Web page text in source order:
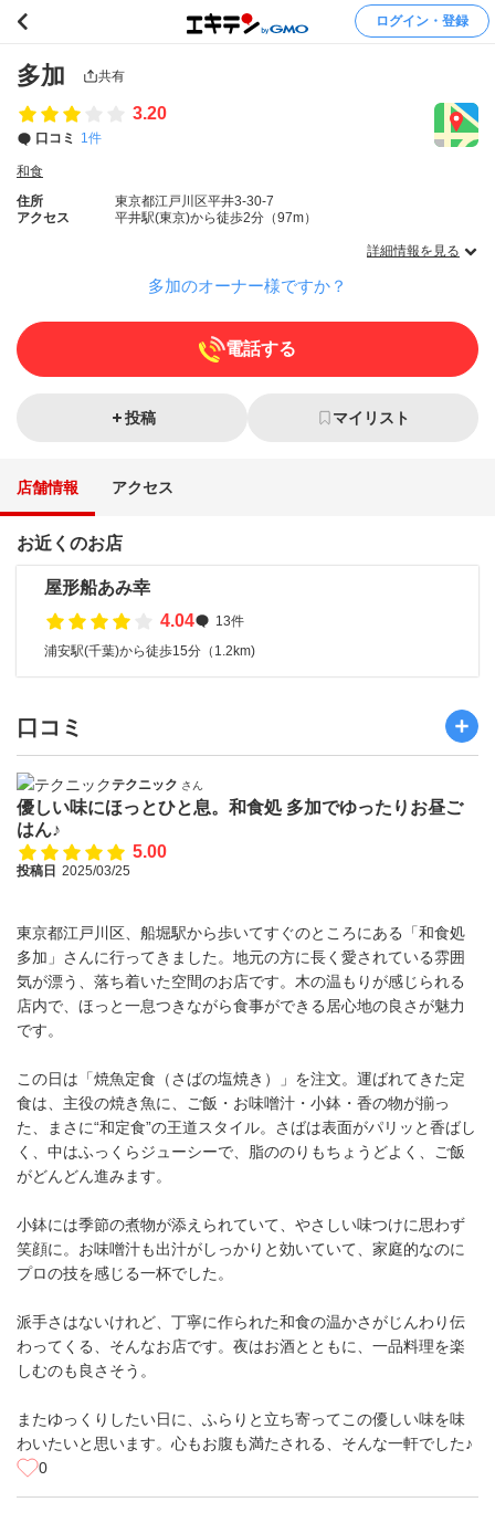
ログイン・登録
多加 共有
3.20
口コミ 1件
和食
住所
東京都江戸川区平井3-30-7
アクセス
平井駅(東京)から徒歩2分（97m）
詳細情報を見る
多加のオーナー様ですか？
電話する
投稿 マイリスト
店舗情報 アクセス
お近くのお店
屋形船あみ幸
4.04
13件
浦安駅(千葉)から徒歩15分（1.2km)
口コミ
テクニック さん
優しい味にほっとひと息。和食処 多加でゆったりお昼ご
はん♪
5.00
投稿日 2025/03/25
東京都江戸川区、船堀駅から歩いてすぐのところにある「和食処
多加」さんに行ってきました。地元の方に長く愛されている雰囲
気が漂う、落ち着いた空間のお店です。木の温もりが感じられる
店内で、ほっと一息つきながら食事ができる居心地の良さが魅力
です。
この日は「焼魚定食（さばの塩焼き）」を注文。運ばれてきた定
食は、主役の焼き魚に、ご飯・お味噌汁・小鉢・香の物が揃っ
た、まさに“和定食”の王道スタイル。さばは表面がパリッと香ばし
く、中はふっくらジューシーで、脂ののりもちょうどよく、ご飯
がどんどん進みます。
小鉢には季節の煮物が添えられていて、やさしい味つけに思わず
笑顔に。お味噌汁も出汁がしっかりと効いていて、家庭的なのに
プロの技を感じる一杯でした。
派手さはないけれど、丁寧に作られた和食の温かさがじんわり伝
わってくる、そんなお店です。夜はお酒とともに、一品料理を楽
しむのも良さそう。
またゆっくりしたい日に、ふらりと立ち寄ってこの優しい味を味
わいたいと思います。心もお腹も満たされる、そんな一軒でした♪
0